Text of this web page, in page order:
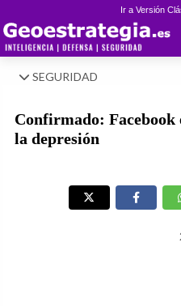
Ir a Versión
SEGURIDAD
Confirmado: Facebook
la depresión